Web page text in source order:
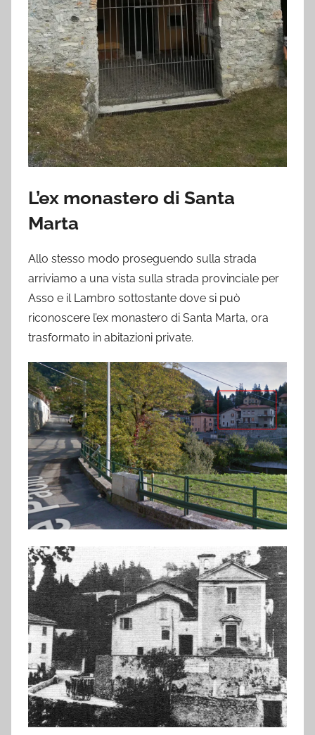
L’ex monastero di Santa
Marta
Allo stesso modo proseguendo sulla strada
arriviamo a una vista sulla strada provinciale per
Asso e il Lambro sottostante dove si può
riconoscere l’ex monastero di Santa Marta, ora
trasformato in abitazioni private.